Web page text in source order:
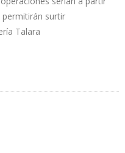
permitirán surtir
Talara